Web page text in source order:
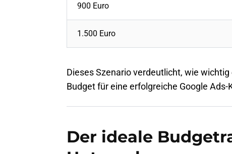
900 Euro
1.500 Euro
Dieses Szenario verdeutlicht, wie
Budget für eine erfolgreiche Google Ads-
Der ideale